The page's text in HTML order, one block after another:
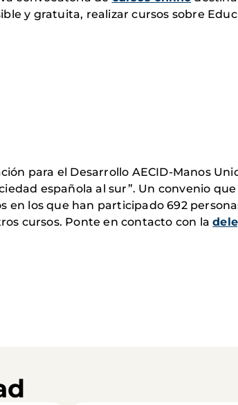
y gratuita, realizar cursos sobre
para el Desarrollo AECID-Manos
española al sur”. Un convenio
en los que han participado 692
cursos. Ponte en contacto con la